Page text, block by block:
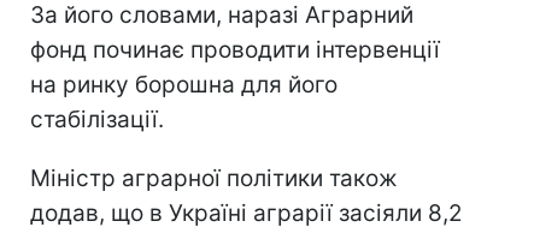
За його словами, наразі Аграрний
фонд починає проводити інтервенції
на ринку борошна для його
стабілізації.
Міністр аграрної політики також
додав, що в Україні аграрії засіяли 8,2